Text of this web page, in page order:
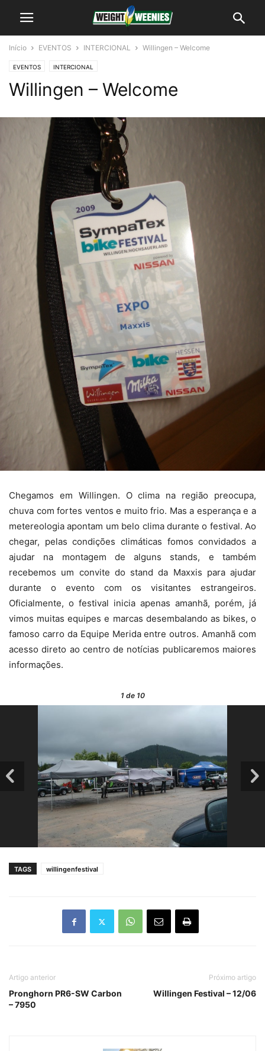
Início EVENTOS INTERCIONAL Willingen – Welcome
EVENTOS INTERCIONAL
Willingen – Welcome
Chegamos em Willingen. O clima na região preocupa,
chuva com fortes ventos e muito frio. Mas a esperança e a
metereologia apontam um belo clima durante o festival. Ao
chegar, pelas condições climáticas fomos convidados a
ajudar na montagem de alguns stands, e também
recebemos um convite do stand da Maxxis para ajudar
durante o evento com os visitantes estrangeiros.
Oficialmente, o festival inicia apenas amanhã, porém, já
vimos muitas equipes e marcas desembalando as bikes, o
famoso carro da Equipe Merida entre outros. Amanhã com
acesso direto ao centro de notícias publicaremos maiores
informações.
1de 10
TAGS willingenfestival
Artigo anterior
Pronghorn PR6-SW Carbon
– 7950
Próximo artigo
Willingen Festival – 12/06